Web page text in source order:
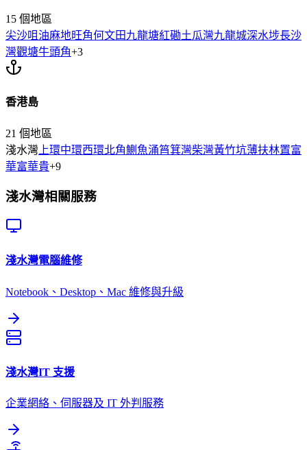
15 個地區
尖沙咀 油麻地旺角何文田九龍塘紅磡土瓜灣九龍城深水埗長沙
灣觀塘牛頭角+3
香港島
21 個地區
淺水灣 上環中環西環北角鰂魚涌筲箕灣柴灣黃竹坑薄扶林置富
華富華貴+9
淺水灣相關服務
淺水灣電腦維修
Notebook、Desktop、Mac 維修與升級
淺水灣IT 支援
企業網絡、伺服器及 IT 外判服務